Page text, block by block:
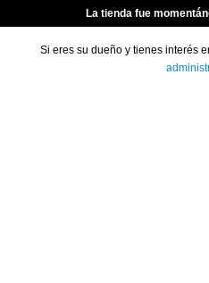
La tienda fue
Si eres su dueño y tienes interés